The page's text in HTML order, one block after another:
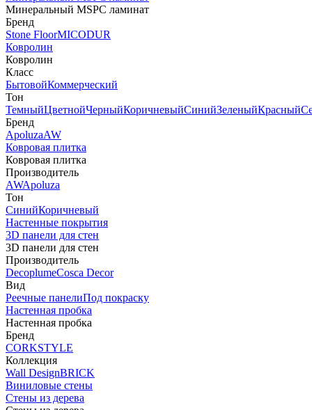
Минеральный MSPC ламинат
Бренд
Stone FloorMICODUR
Ковролин
Ковролин
Класс
БытовойКоммерческий
Тон
ТемныйЦветнойЧерныйКоричневыйСинийЗеленыйКрасный
Бренд
ApoluzaAW
Ковровая плитка
Ковровая плитка
Производитель
AWApoluza
Тон
СинийКоричневый
Настенные покрытия
3D панели для стен
3D панели для стен
Производитель
DecoplumeCosca Decor
Вид
Реечные панелиПод покраску
Настенная пробка
Настенная пробка
Бренд
CORKSTYLE
Коллекция
Wall DesignBRICK
Виниловые стены
Стены из дерева